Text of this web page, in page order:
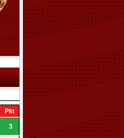
Pkt
3